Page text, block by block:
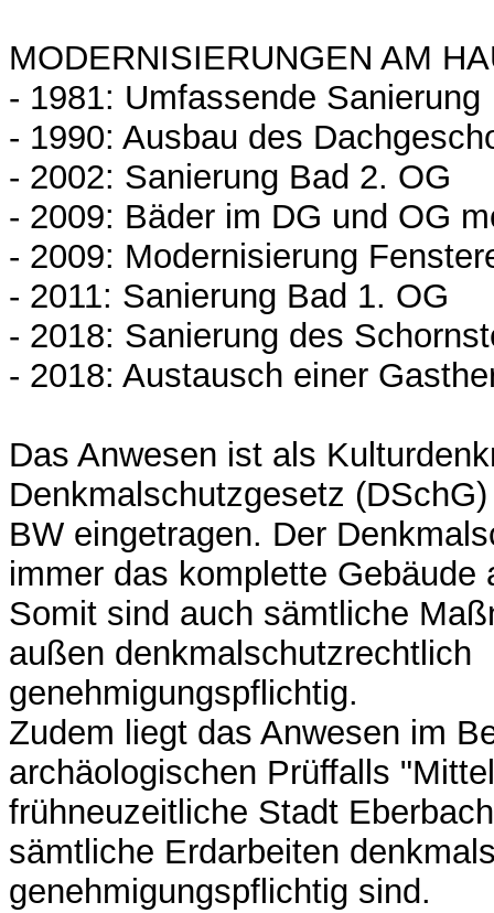
MODERNISIERUNGEN AM
- 1981: Umfassende Sanierung
- 1990: Ausbau des
- 2002: Sanierung Bad 2. OG
- 2009: Bäder im DG und OG
- 2009: Modernisierung
- 2011: Sanierung Bad 1. OG
- 2018: Sanierung des
- 2018: Austausch einer
Das Anwesen ist als
Denkmalschutzgesetz
BW eingetragen. Der
immer das komplette Gebäude
Somit sind auch sämtliche
außen denkmalschutzrechtlich
genehmigungspflichtig.
Zudem liegt das Anwesen im
archäologischen Prüffalls
frühneuzeitliche Stadt
sämtliche Erdarbeiten
genehmigungspflichtig sind.